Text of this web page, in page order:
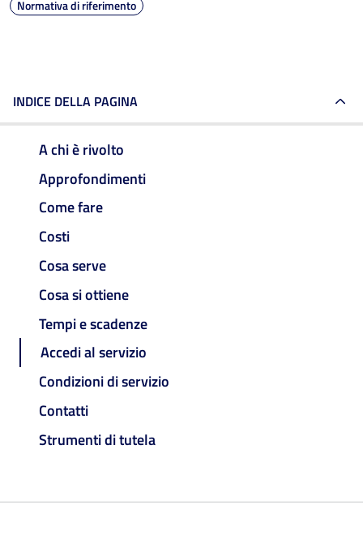
Normativa di riferimento
INDICE DELLA PAGINA
A chi è rivolto
Approfondimenti
Come fare
Costi
Cosa serve
Cosa si ottiene
Tempi e scadenze
Accedi al servizio
Condizioni di servizio
Contatti
Strumenti di tutela